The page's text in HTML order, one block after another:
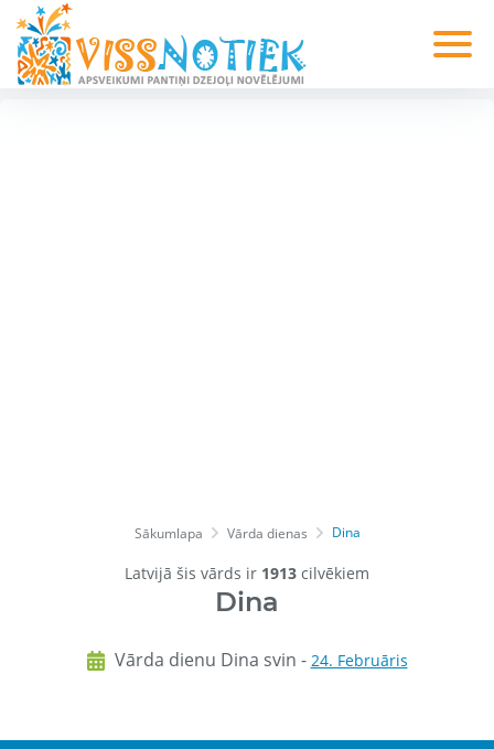
Sākumlapa Vārda dienas Dina
Latvijā šis vārds ir 1913 cilvēkiem
Dina
Vārda dienu Dina svin - 24. Februāris